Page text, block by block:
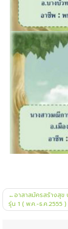
แนะแนว
เรื่อง
อาสาสมัครสร้างสุข
รุ่น 1 ( พ.ค.-ธ.ค.2555